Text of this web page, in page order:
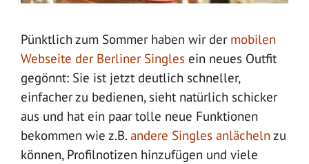
Pünktlich zum Sommer haben wir der mobilen
Webseite der Berliner Singles ein neues Outfit
gegönnt: Sie ist jetzt deutlich schneller,
einfacher zu bedienen, sieht natürlich schicker
aus und hat ein paar tolle neue Funktionen
bekommen wie z.B. andere Singles anlächeln zu
können, Profilnotizen hinzufügen und viele